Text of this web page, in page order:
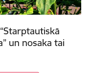
un nosaka tai